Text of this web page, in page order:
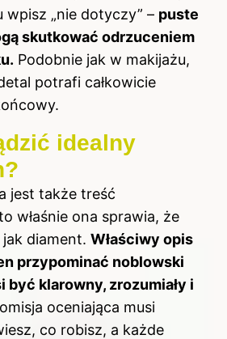
wpisz „nie dotyczy” – puste
skutkować odrzuceniem
Podobnie jak w makijażu,
potrafi całkowicie
idealny
jest także treść
właśnie ona sprawia, że
diament. Właściwy opis
przypominać noblowski
być klarowny, zrozumiały i
oceniająca musi
co robisz, a każde